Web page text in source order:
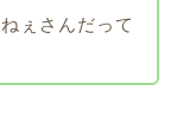
ぇさんだって